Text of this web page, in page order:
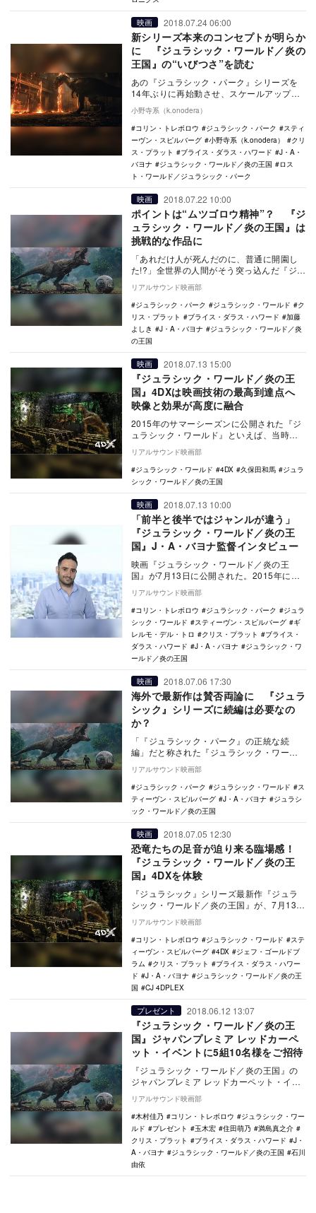
映画 2018.07.24 06:00
新シリーズ本来のコンセプトが明らか
に 『ジュラシック・ワールド／炎の
王国』の“いびつさ”を読む
あの『ジュラシック・パーク』シリーズを
14年ぶりに再始動させ、スケールアップし
た映画『ジュラシック・ワールド』は、
2015年に公…
小野寺系（k.onodera）
コリン・トレボロウ
ジュラシック・パーク
スティ
ーヴン・スピルバーグ
小野寺系（k.onodera）
クリ
ス・プラット
ブライス・ダラス・ハワード
J・A・
バヨナ
ジュラシック・ワールド／炎の王国
ロス
ト・ワールド／ジュラシック・パーク
映画 2018.07.22 10:00
ポイントは“ムツゴロウ精神”？ 『ジ
ュラシック・ワールド／炎の王国』は
挑戦的な作品に
「あれだけ人が死んだのに、普通に開園し
た!?」全世界の人間がそう突っ込んだ『ジュ
ラシック・ワールド』（15年）から早3年。
ついに…
リアルサウンド映画部
ジュラシック・パーク
ジュラシック・ワールド
ク
リス・プラット
ブライス・ダラス・ハワード
加藤
よしき
J・A・バヨナ
ジュラシック・ワールド／炎
の王国
映画 2018.07.13 15:00
『ジュラシック・ワールド／炎の王
国』4DXは映画技術の最高到達点へ
映像と効果が高度に融合
2015年のサマーシーズンに公開された『ジ
ュラシック・ワールド』といえば、当時の
全米オープニング新記録を樹立するメガヒ
ットを叩き…
リアルサウンド映画部
ジュラシック・ワールド
4DX 久保田和馬
ジュラ
シック・ワールド／炎の王国
映画 2018.07.13 10:00
「前半と後半ではジャンルが違う」
『ジュラシック・ワールド／炎の王
国』J・A・バヨナ監督インタビュー
映画『ジュラシック・ワールド／炎の王
国』が7月13日に公開された。2015年に公
開され、世界歴代映画興行収入第5位にラン
クインす…
リアルサウンド映画部
コリン・トレボロウ
ジュラシック・パーク
ジュラ
シック・ワールド
スティーヴン・スピルバーグ
ギ
レルモ・デル・トロ
クリス・プラット
ブライス・
ダラス・ハワード
J・A・バヨナ
ジュラシック・ワ
ールド／炎の王国
映画 2018.07.06 17:30
海外で最新作は賛否両論に 『ジュラ
シック』シリーズに続編は必要なの
か？
「『ジュラシック・パーク』の正統な続
編」だと称された『ジュラシック・ワール
ド』が、『ジュラシック・ワールド／炎の
王国』として7月…
リアルサウンド映画部
ジュラシック・パーク
ジュラシック・ワールド
ス
ティーヴン・スピルバーグ
J・A・バヨナ
ジュラシ
ック・ワールド／炎の王国
映画 2018.07.05 12:30
恐竜たちの足音が迫り来る臨場感！
『ジュラシック・ワールド／炎の王
国』4DXを体験
『ジュラシック』シリーズ最新作『ジュラ
シック・ワールド／炎の王国』が、7月13日
より4DXで公開される。『ジュラシック・
ワールド…
リアルサウンド映画部
コリン・トレボロウ
ジュラシック・ワールド
ステ
ィーヴン・スピルバーグ
4DX
ジェフ・ゴールドブ
ラム
クリス・プラット
ブライス・ダラス・ハワー
ド
J・A・バヨナ
ジュラシック・ワールド／炎の王
国
CJ 4DPLEX
プレゼント 2018.06.12 13:07
『ジュラシック・ワールド／炎の王
国』ジャパンプレミア レッドカーペ
ット・イベントに5組10名様をご招待
『ジュラシック・ワールド／炎の王国』の
ジャパンプレミア レッドカーペット・イベ
ントが、6月27日に東京・六本木ヒルズアリ
ーナにて…
リアルサウンド映画部
木村佳乃
コリン・トレボロウ
ジュラシック・ワー
ルド
プレゼント 玉木宏 住田萌乃
満島真之介
クリス・プラット
ブライス・ダラス・ハワード
J・
A・バヨナ
ジュラシック・ワールド／炎の王国
石川
由依